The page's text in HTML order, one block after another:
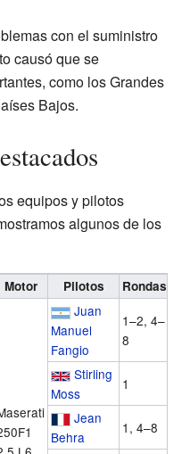
con el suministro
causó que se
como los Grandes
Bajos.
equipos y pilotos
algunos de los
Motor Pilotos Rondas
Juan
Manuel
Fangio
1–2, 4–
8
Stirling
Moss
1
Jean
Behra
1, 4–8